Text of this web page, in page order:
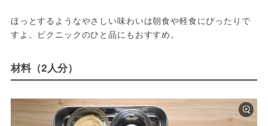
ほっとするようなやさしい味わいは朝食や軽食にぴったりで
すよ。ピクニックのひと品にもおすすめ。
材料（2人分）